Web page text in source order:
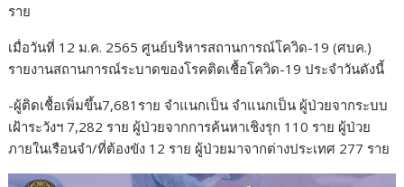
ราย
เมื่อวันที่ 12 ม.ค. 2565 ศูนย์บริหารสถานการณ์โควิด-19 (ศบค.)
รายงานสถานการณ์ระบาดของโรคติดเชื้อโควิด-19 ประจำวันดังนี้
-ผู้ติดเชื้อเพิ่มขึ้น7,681ราย จำแนกเป็น จำแนกเป็น ผู้ป่วยจากระบบ
เฝ้าระวังฯ 7,282 ราย ผู้ป่วยจากการค้นหาเชิงรุก 110 ราย ผู้ป่วย
ภายในเรือนจำ/ที่ต้องขัง 12 ราย ผู้ป่วยมาจากต่างประเทศ 277 ราย